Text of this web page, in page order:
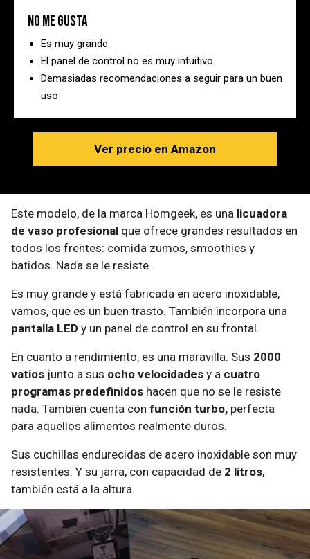
No me gusta
Es muy grande
El panel de control no es muy intuitivo
Demasiadas recomendaciones a seguir para un buen
uso
Ver precio en Amazon
Este modelo, de la marca Homgeek, es una licuadora
de vaso profesional que ofrece grandes resultados en
todos los frentes: comida zumos, smoothies y
batidos. Nada se le resiste.
Es muy grande y está fabricada en acero inoxidable,
vamos, que es un buen trasto. También incorpora una
pantalla LED y un panel de control en su frontal.
En cuanto a rendimiento, es una maravilla. Sus 2000
vatios junto a sus ocho velocidades y a cuatro
programas predefinidos hacen que no se le resiste
nada. También cuenta con función turbo, perfecta
para aquellos alimentos realmente duros.
Sus cuchillas endurecidas de acero inoxidable son muy
resistentes. Y su jarra, con capacidad de 2 litros,
también está a la altura.